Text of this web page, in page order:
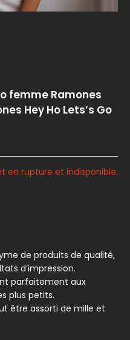
femme Ramones
Hey Ho Lets’s Go
en rupture et indisponible.
de produits de qualité,
d’impression.
parfaitement aux
plus petits.
être assorti de mille et